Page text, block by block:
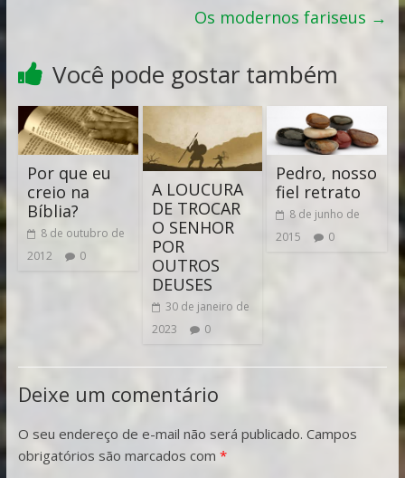
Os modernos fariseus →
Você pode gostar também
Por que eu
creio na
Bíblia?
8 de outubro de
2012
0
A LOUCURA
DE TROCAR
O SENHOR
POR
OUTROS
DEUSES
30 de janeiro de
2023
0
Pedro, nosso
fiel retrato
8 de junho de
2015
0
Deixe um comentário
O seu endereço de e-mail não será publicado. Campos
obrigatórios são marcados com *